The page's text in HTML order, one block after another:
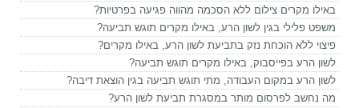
באילו מקרים צילום ללא הסכמה מהווה פגיעה בפרטיות?
משפט פלילי בגין לשון הרע, באילו מקרים תוגש תביעה?
פיצוי ללא הוכחת נזק בתביעת לשון הרע, באילו מקרים?
לשון הרע בפייסבוק, באילו מקרים תוגש תביעה?
לשון הרע במקום העבודה, מתי תוגש תביעה בגין הוצאת דיבה?
מה נחשב לפרסום מותר במסגרת תביעת לשון הרע?